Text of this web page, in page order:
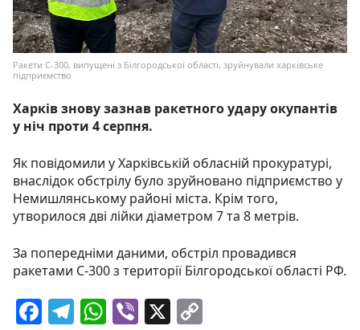
Ракети С-300, випущені з Білгородської області, зруйнували харківське
підприємство
Харків знову зазнав ракетного удару окупантів
у ніч проти 4 серпня.
Як повідомили у Харківській обласній прокуратурі,
внаслідок обстрілу було зруйновано підприємство у
Немишлянському районі міста. Крім того,
утворилося дві лійки діаметром 7 та 8 метрів.
За попередніми даними, обстріл провадився
ракетами С-300 з території Білгородської області РФ.
F T W Vi X